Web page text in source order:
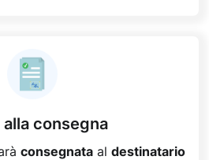
alla consegna
consegnataal destinatario